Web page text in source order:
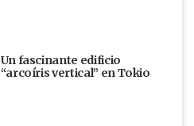
Un fascinante edificio
“arcoíris vertical” en Tokio